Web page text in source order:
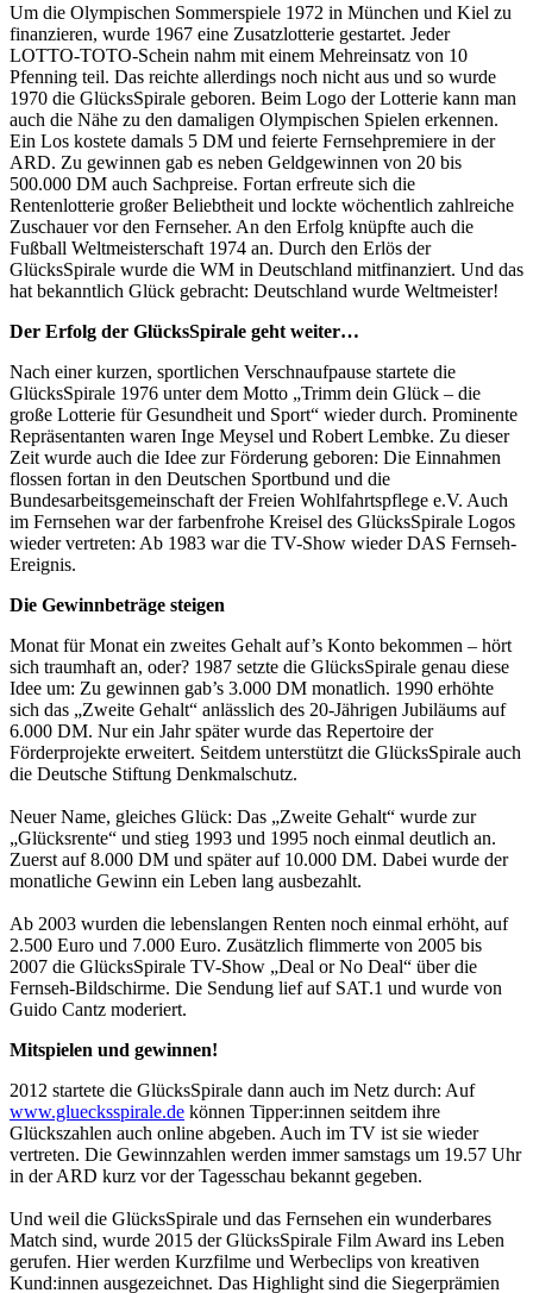
Um die Olympischen Sommerspiele 1972 in München und Kiel zu
finanzieren, wurde 1967 eine Zusatzlotterie gestartet. Jeder
LOTTO-TOTO-Schein nahm mit einem Mehreinsatz von 10
Pfenning teil. Das reichte allerdings noch nicht aus und so wurde
1970 die GlücksSpirale geboren. Beim Logo der Lotterie kann man
auch die Nähe zu den damaligen Olympischen Spielen erkennen.
Ein Los kostete damals 5 DM und feierte Fernsehpremiere in der
ARD. Zu gewinnen gab es neben Geldgewinnen von 20 bis
500.000 DM auch Sachpreise. Fortan erfreute sich die
Rentenlotterie großer Beliebtheit und lockte wöchentlich zahlreiche
Zuschauer vor den Fernseher. An den Erfolg knüpfte auch die
Fußball Weltmeisterschaft 1974 an. Durch den Erlös der
GlücksSpirale wurde die WM in Deutschland mitfinanziert. Und das
hat bekanntlich Glück gebracht: Deutschland wurde Weltmeister!
Der Erfolg der GlücksSpirale geht weiter…
Nach einer kurzen, sportlichen Verschnaufpause startete die
GlücksSpirale 1976 unter dem Motto „Trimm dein Glück – die
große Lotterie für Gesundheit und Sport“ wieder durch. Prominente
Repräsentanten waren Inge Meysel und Robert Lembke. Zu dieser
Zeit wurde auch die Idee zur Förderung geboren: Die Einnahmen
flossen fortan in den Deutschen Sportbund und die
Bundesarbeitsgemeinschaft der Freien Wohlfahrtspflege e.V. Auch
im Fernsehen war der farbenfrohe Kreisel des GlücksSpirale Logos
wieder vertreten: Ab 1983 war die TV-Show wieder DAS Fernseh-
Ereignis.
Die Gewinnbeträge steigen
Monat für Monat ein zweites Gehalt auf’s Konto bekommen – hört
sich traumhaft an, oder? 1987 setzte die GlücksSpirale genau diese
Idee um: Zu gewinnen gab’s 3.000 DM monatlich. 1990 erhöhte
sich das „Zweite Gehalt“ anlässlich des 20-Jährigen Jubiläums auf
6.000 DM. Nur ein Jahr später wurde das Repertoire der
Förderprojekte erweitert. Seitdem unterstützt die GlücksSpirale auch
die Deutsche Stiftung Denkmalschutz.
Neuer Name, gleiches Glück: Das „Zweite Gehalt“ wurde zur
„Glücksrente“ und stieg 1993 und 1995 noch einmal deutlich an.
Zuerst auf 8.000 DM und später auf 10.000 DM. Dabei wurde der
monatliche Gewinn ein Leben lang ausbezahlt.
Ab 2003 wurden die lebenslangen Renten noch einmal erhöht, auf
2.500 Euro und 7.000 Euro. Zusätzlich flimmerte von 2005 bis
2007 die GlücksSpirale TV-Show „Deal or No Deal“ über die
Fernseh-Bildschirme. Die Sendung lief auf SAT.1 und wurde von
Guido Cantz moderiert.
Mitspielen und gewinnen!
2012 startete die GlücksSpirale dann auch im Netz durch: Auf
www.gluecksspirale.de können Tipper:innen seitdem ihre
Glückszahlen auch online abgeben. Auch im TV ist sie wieder
vertreten. Die Gewinnzahlen werden immer samstags um 19.57 Uhr
in der ARD kurz vor der Tagesschau bekannt gegeben.
Und weil die GlücksSpirale und das Fernsehen ein wunderbares
Match sind, wurde 2015 der GlücksSpirale Film Award ins Leben
gerufen. Hier werden Kurzfilme und Werbeclips von kreativen
Kund:innen ausgezeichnet. Das Highlight sind die Siegerprämien